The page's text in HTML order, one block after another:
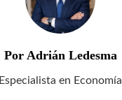
Por Adrián Ledesma
Especialista en Economía